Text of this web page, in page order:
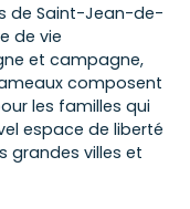
de Saint-Jean-de-
de vie
et campagne,
composent
les familles qui
espace de liberté
grandes villes et